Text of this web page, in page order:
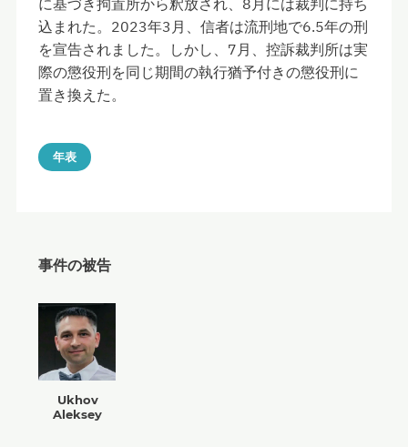
に基づき拘置所から釈放され、8月には裁判に持ち
込まれた。2023年3月、信者は流刑地で6.5年の刑
を宣告されました。しかし、7月、控訴裁判所は実
際の懲役刑を同じ期間の執行猶予付きの懲役刑に
置き換えた。
年表
事件の被告
Ukhov
Aleksey